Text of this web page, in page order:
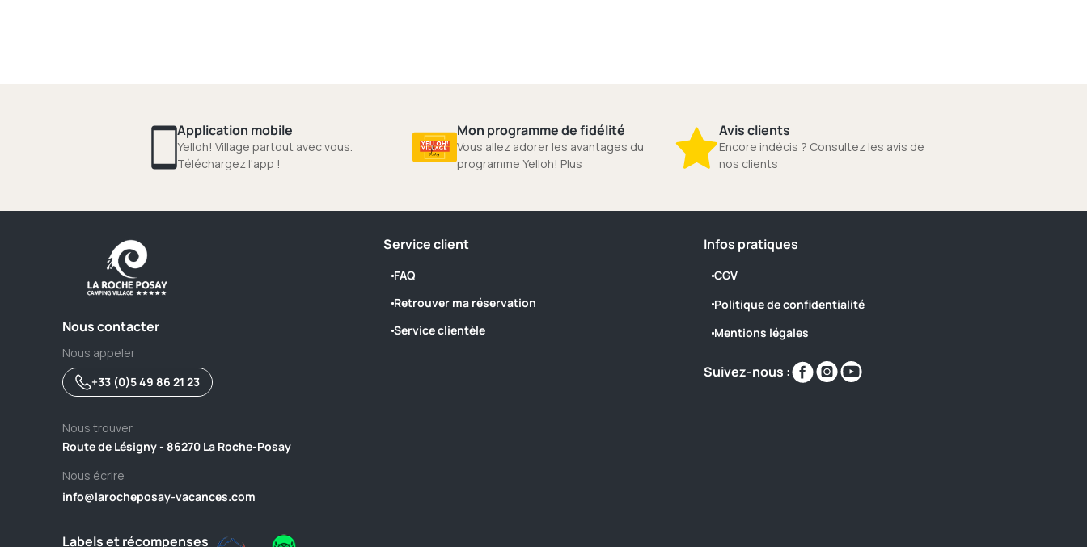
Application mobile
Yelloh! Village partout avec vous.
Téléchargez l'app !
Mon programme de fidélité
Vous allez adorer les avantages du
programme Yelloh! Plus
Avis clients
Encore indécis ? Consultez les avis de
nos clients
Nous contacter
Nous appeler
+33 (0)5 49 86 21 23
Nous trouver
Route de Lésigny - 86270 La Roche-Posay
Nous écrire
info@larocheposay-vacances.com
Service client
FAQ
Retrouver ma réservation
Service clientèle
Infos pratiques
CGV
Politique de confidentialité
Mentions légales
Suivez-nous :
Retrouvez-
nous
Retrouvez-
nous
Labels et récompenses